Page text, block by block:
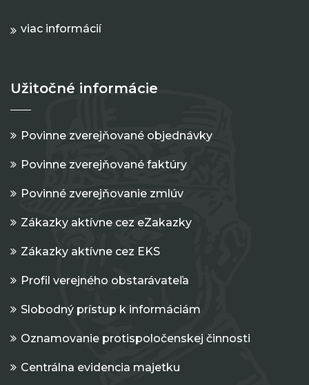
viac informácií
Užitočné informácie
Povinne zverejňované objednávky
Povinne zverejňované faktúry
Povinné zverejňovanie zmlúv
Zákazky aktívne cez eZakazky
Zákazky aktívne cez EKS
Profil verejného obstarávateľa
Slobodný prístup k informáciám
Oznamovanie protispoločenskej činnosti
Centrálna evidencia majetku